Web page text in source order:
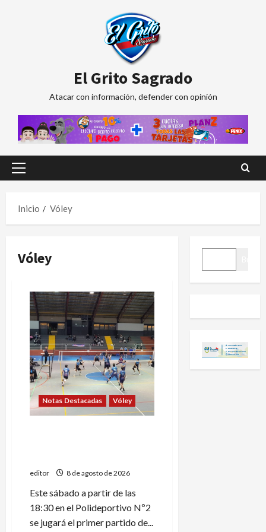
El Grito Sagrado
Atacar con información, defender con opinión
Menú
Inicio
Vóley
Vóley
Notas Destacadas Vóley
editor 8 de agosto de 2026
Este sábado a partir de las
18:30 en el Polideportivo Nº2
se jugará el primer partido de...